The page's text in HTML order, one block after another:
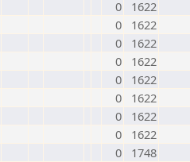
0
1622
0
1622
0
1622
0
1622
0
1622
0
1622
0
1622
0
1622
0
1748